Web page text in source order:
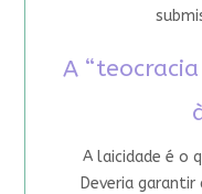
A
A laicidade é o
Deveria